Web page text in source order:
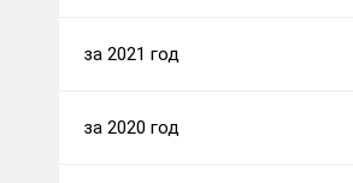
за 2021 год
за 2020 год